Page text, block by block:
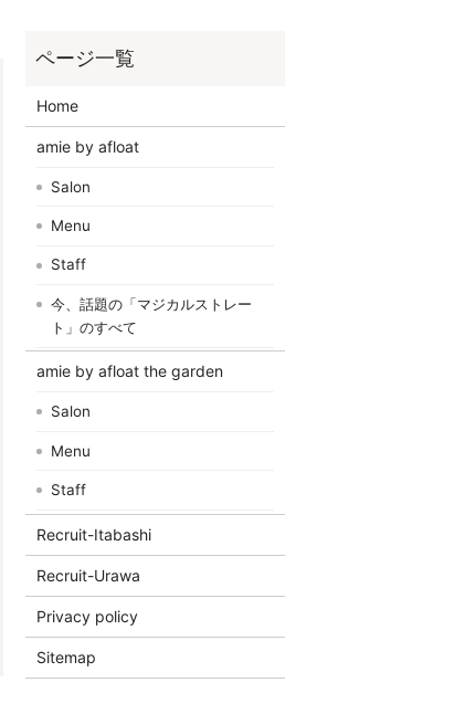
Home
amie by afloat
Salon
Menu
Staff
今、話題の「マジカルストレー
ト」のすべて
amie by afloat the garden
Salon
Menu
Staff
Recruit-Itabashi
Recruit-Urawa
Privacy policy
Sitemap